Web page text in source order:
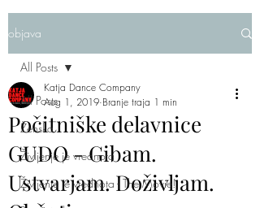
objava
All Posts
Ženska
Življenje je vrednota
Življenje je vrednota - The Movie!
All Posts
Počitniške delavnice
GUDO - Gibam.
Ustvarjam. Doživljam.
Katja Dance Company
Aug 1, 2019 Branje traja 1 min